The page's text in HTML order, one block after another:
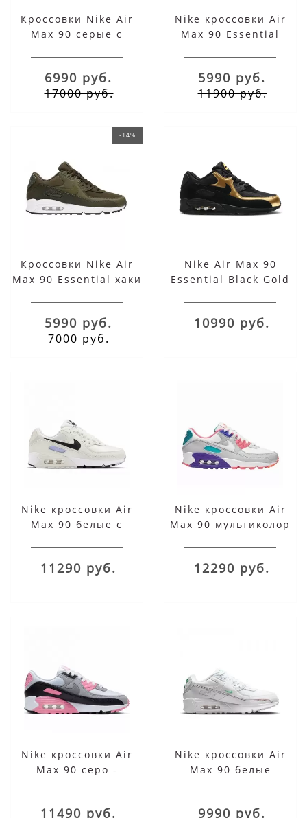
Кроссовки Nike Air
Max 90 серые с
6990 руб.
17000 руб.
Nike кроссовки Air
Max 90 Essential
5990 руб.
11900 руб.
-14%
Кроссовки Nike Air
Max 90 Essential хаки
5990 руб.
7000 руб.
Nike Air Max 90
Essential Black Gold
10990 руб.
Nike кроссовки Air
Max 90 белые с
11290 руб.
Nike кроссовки Air
Max 90 мультиколор
12290 руб.
Nike кроссовки Air
Max 90 серо -
11490 руб.
Nike кроссовки Air
Max 90 белые
9990 руб.